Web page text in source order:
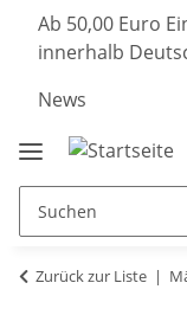
Ab 50,00 Euro
innerhalb
News
Zurück zur Liste